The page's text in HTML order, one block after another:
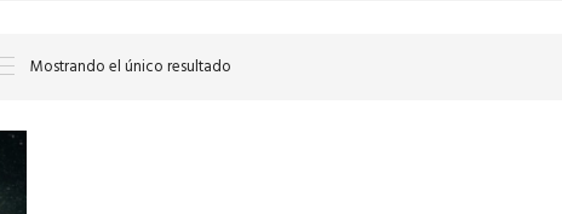
Mostrando el único resultado